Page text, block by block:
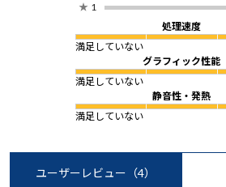
★ 1
処理速度
満足していない
グラフィック性能
満足していない
静音性・発熱
満足していない
ユーザーレビュー （4）